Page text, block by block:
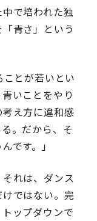
で培われた独
青さ」という
とが若いとい
いことをやり
え方に違和感
。だから、そ
です。」
れは、ダンス
ではない。完
ップダウンで